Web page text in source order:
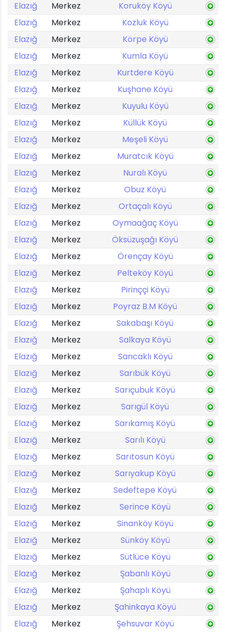
Elazığ
Merkez
Koruköy Köyü
Elazığ
Merkez
Kozluk Köyü
Elazığ
Merkez
Körpe Köyü
Elazığ
Merkez
Kumla Köyü
Elazığ
Merkez
Kurtdere Köyü
Elazığ
Merkez
Kuşhane Köyü
Elazığ
Merkez
Kuyulu Köyü
Elazığ
Merkez
Küllük Köyü
Elazığ
Merkez
Meşeli Köyü
Elazığ
Merkez
Muratcık Köyü
Elazığ
Merkez
Nuralı Köyü
Elazığ
Merkez
Obuz Köyü
Elazığ
Merkez
Ortaçalı Köyü
Elazığ
Merkez
Oymaağaç Köyü
Elazığ
Merkez
Öksüzuşağı Köyü
Elazığ
Merkez
Örençay Köyü
Elazığ
Merkez
Pelteköy Köyü
Elazığ
Merkez
Pirinççi Köyü
Elazığ
Merkez
Poyraz B.M Köyü
Elazığ
Merkez
Sakabaşı Köyü
Elazığ
Merkez
Salkaya Köyü
Elazığ
Merkez
Sancaklı Köyü
Elazığ
Merkez
Sarıbük Köyü
Elazığ
Merkez
Sarıçubuk Köyü
Elazığ
Merkez
Sarıgül Köyü
Elazığ
Merkez
Sarıkamış Köyü
Elazığ
Merkez
Sarılı Köyü
Elazığ
Merkez
Sarıtosun Köyü
Elazığ
Merkez
Sarıyakup Köyü
Elazığ
Merkez
Sedeftepe Köyü
Elazığ
Merkez
Serince Köyü
Elazığ
Merkez
Sinanköy Köyü
Elazığ
Merkez
Sünköy Köyü
Elazığ
Merkez
Sütlüce Köyü
Elazığ
Merkez
Şabanlı Köyü
Elazığ
Merkez
Şahaplı Köyü
Elazığ
Merkez
Şahinkaya Köyü
Elazığ
Merkez
Şehsuvar Köyü